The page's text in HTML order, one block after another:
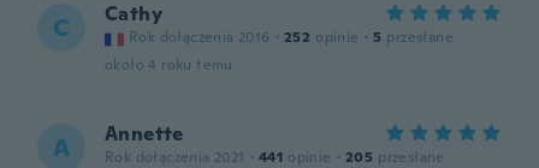
C Cathy
Rok dołączenia 2016 · 252 opinie · 5 przesłane
około 4 roku temu
A Annette
Rok dołączenia 2021 · 441 opinie · 205 przesłane